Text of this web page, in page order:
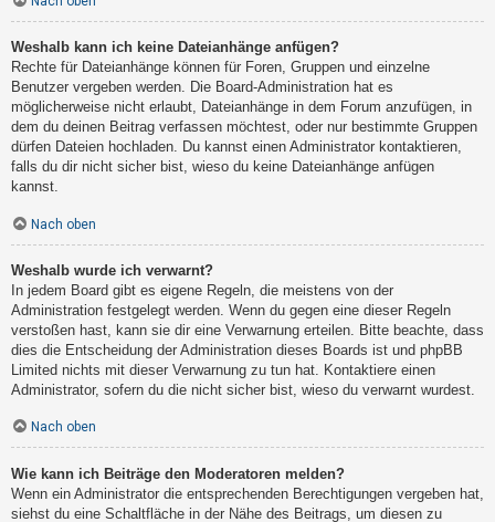
Weshalb kann ich keine Dateianhänge anfügen?
Rechte für Dateianhänge können für Foren, Gruppen und einzelne
Benutzer vergeben werden. Die Board-Administration hat es
möglicherweise nicht erlaubt, Dateianhänge in dem Forum anzufügen, in
dem du deinen Beitrag verfassen möchtest, oder nur bestimmte Gruppen
dürfen Dateien hochladen. Du kannst einen Administrator kontaktieren,
falls du dir nicht sicher bist, wieso du keine Dateianhänge anfügen
kannst.
Nach oben
Weshalb wurde ich verwarnt?
In jedem Board gibt es eigene Regeln, die meistens von der
Administration festgelegt werden. Wenn du gegen eine dieser Regeln
verstoßen hast, kann sie dir eine Verwarnung erteilen. Bitte beachte, dass
dies die Entscheidung der Administration dieses Boards ist und phpBB
Limited nichts mit dieser Verwarnung zu tun hat. Kontaktiere einen
Administrator, sofern du die nicht sicher bist, wieso du verwarnt wurdest.
Nach oben
Wie kann ich Beiträge den Moderatoren melden?
Wenn ein Administrator die entsprechenden Berechtigungen vergeben hat,
siehst du eine Schaltfläche in der Nähe des Beitrags, um diesen zu